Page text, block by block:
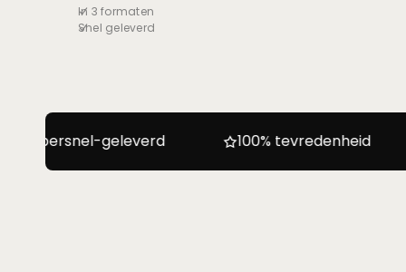
In 3 formaten
Snel geleverd
100% tevredenheid Altijd
je